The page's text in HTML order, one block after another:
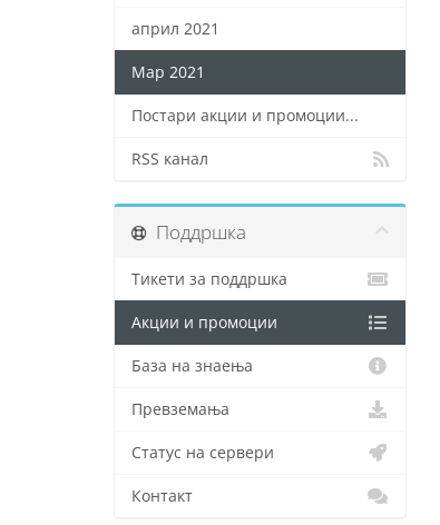
април 2021
Мар 2021
Постари акции и промоции...
RSS канал
Поддршка
Тикети за поддршка
Акции и промоции
База на знаења
Превземања
Статус на сервери
Контакт